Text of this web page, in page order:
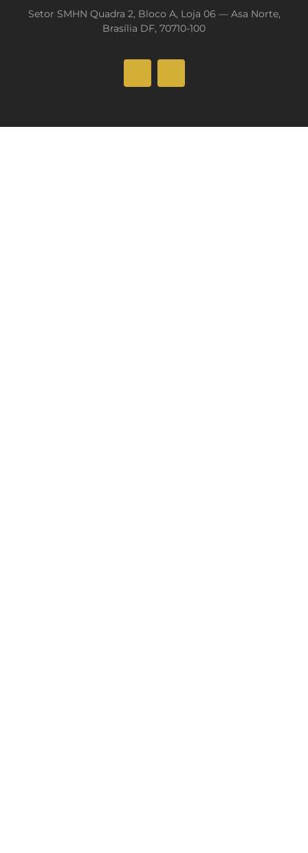
Setor SMHN Quadra 2, Bloco A, Loja 06 — Asa Norte,
Brasília DF, 70710-100